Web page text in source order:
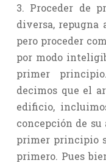
3. Proceder de
diversa,
pero proceder
por modo
primer
decimos que el
edificio,
concepción de
primer principio
primero. Pues